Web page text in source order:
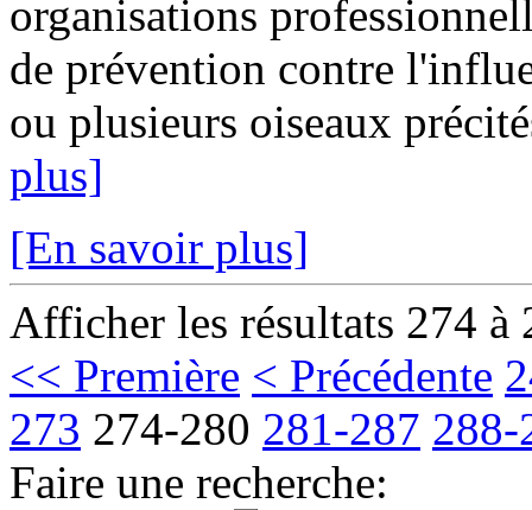
organisations
de prévention contre
ou plusieurs oiseaux
plus]
[En savoir plus]
Afficher les résultats 274 à
<< Première < Précédente
273 274-280 281-287 288-
Faire une recherche: